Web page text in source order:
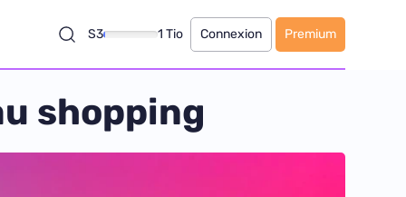
S3 1 Tio Connexion Premium
shopping